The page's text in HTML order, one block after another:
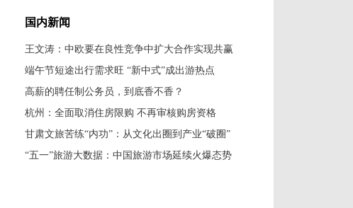
国内新闻
王文涛：中欧要在良性竞争中扩大合作实现共赢
端午节短途出行需求旺 “新中式”成出游热点
高薪的聘任制公务员，到底香不香？
杭州：全面取消住房限购 不再审核购房资格
甘肃文旅苦练“内功”：从文化出圈到产业“破圈”
“五一”旅游大数据：中国旅游市场延续火爆态势